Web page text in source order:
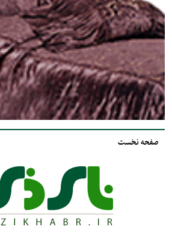
صفحه نخست